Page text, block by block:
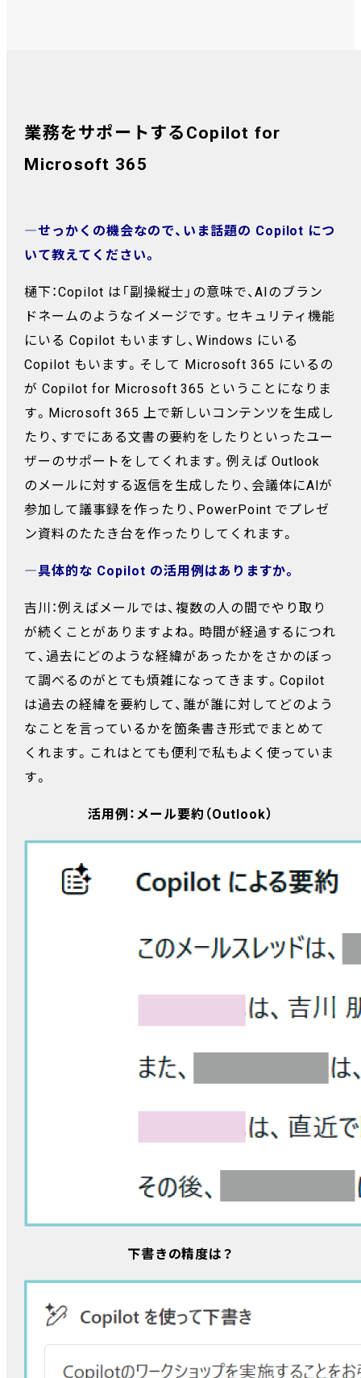
業務をサポートするCopilot for
Microsoft 365
―せっかくの機会なので、いま話題の Copilot につ
いて教えてください。
樋下：Copilot は「副操縦士」の意味で、AIのブラン
ドネームのようなイメージです。セキュリティ機能
にいる Copilot もいますし、Windows にいる
Copilot もいます。そして Microsoft 365 にいるの
が Copilot for Microsoft 365 ということになりま
す。Microsoft 365 上で新しいコンテンツを生成し
たり、すでにある文書の要約をしたりといったユー
ザーのサポートをしてくれます。例えば Outlook
のメールに対する返信を生成したり、会議体にAIが
参加して議事録を作ったり、PowerPoint でプレゼ
ン資料のたたき台を作ったりしてくれます。
―具体的な Copilot の活用例はありますか。
吉川：例えばメールでは、複数の人の間でやり取り
が続くことがありますよね。時間が経過するにつれ
て、過去にどのような経緯があったかをさかのぼっ
て調べるのがとても煩雑になってきます。Copilot
は過去の経緯を要約して、誰が誰に対してどのよう
なことを言っているかを箇条書き形式でまとめて
くれます。これはとても便利で私もよく使っていま
す。
活用例：メール要約（Outlook）
下書きの精度は？